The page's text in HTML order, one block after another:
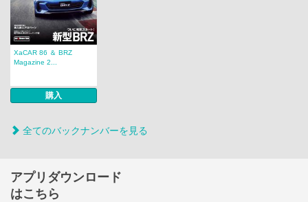
XaCAR 86 ＆ BRZ
Magazine 2...
購入
全てのバックナンバーを見る
アプリダウンロード
はこちら